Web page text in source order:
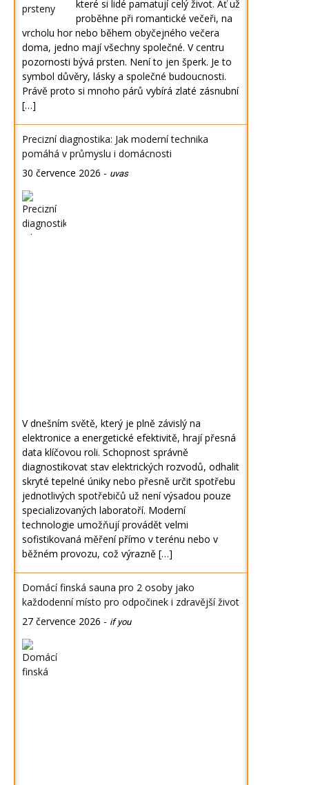
které si lidé pamatují celý život. Ať už
proběhne při romantické večeři, na
vrcholu hor nebo během obyčejného večera
doma, jedno mají všechny společné. V centru
pozornosti bývá prsten. Není to jen šperk. Je to
symbol důvěry, lásky a společné budoucnosti.
Právě proto si mnoho párů vybírá zlaté zásnubní
[…]
Precizní diagnostika: Jak moderní technika
pomáhá v průmyslu i domácnosti
30 července 2026 - uvas
V dnešním světě, který je plně závislý na
elektronice a energetické efektivitě, hrají přesná
data klíčovou roli. Schopnost správně
diagnostikovat stav elektrických rozvodů, odhalit
skryté tepelné úniky nebo přesně určit spotřebu
jednotlivých spotřebičů už není výsadou pouze
specializovaných laboratoří. Moderní
technologie umožňují provádět velmi
sofistikovaná měření přímo v terénu nebo v
běžném provozu, což výrazně […]
Domácí finská sauna pro 2 osoby jako
každodenní místo pro odpočinek i zdravější život
27 července 2026 - if you